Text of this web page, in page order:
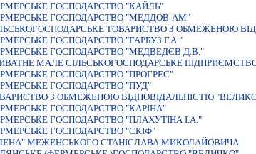
ГОСПОДАРСТВО "КАЙЛЬ"
ГОСПОДАРСТВО "МЕДДОВ-АМ"
ТОВАРИСТВО З ОБМЕЖЕНОЮ
ГОСПОДАРСТВО "ГАРБУЗ Г.А."
ГОСПОДАРСТВО "МЕДВЕДЄВ Д.В."
МАЛЕ СІЛЬСЬКОГОСПОДАРСЬКЕ
ГОСПОДАРСТВО "ПРОГРЕС"
ГОСПОДАРСТВО "ПУД"
З ОБМЕЖЕНОЮ ВIДПОВIДАЛЬНIСТЮ
ГОСПОДАРСТВО "КАРIНА"
ГОСПОДАРСТВО "ПЛАХУТІНА І.А."
ГОСПОДАРСТВО "СКIФ"
МЕЖЕНСЬКОГО СТАНIСЛАВА МИКОЛАЙОВИЧА